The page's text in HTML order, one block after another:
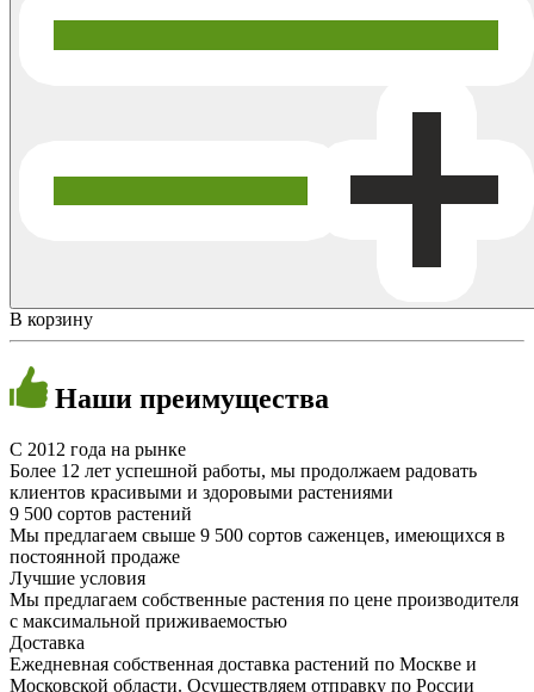
В корзину
Наши преимущества
C 2012 года на рынке
Более 12 лет успешной работы, мы продолжаем радовать
клиентов красивыми и здоровыми растениями
9 500 сортов растений
Мы предлагаем свыше 9 500 сортов саженцев, имеющихся в
постоянной продаже
Лучшие условия
Мы предлагаем собственные растения по цене производителя
с максимальной приживаемостью
Доставка
Ежедневная собственная доставка растений по Москве и
Московской области. Осуществляем отправку по России